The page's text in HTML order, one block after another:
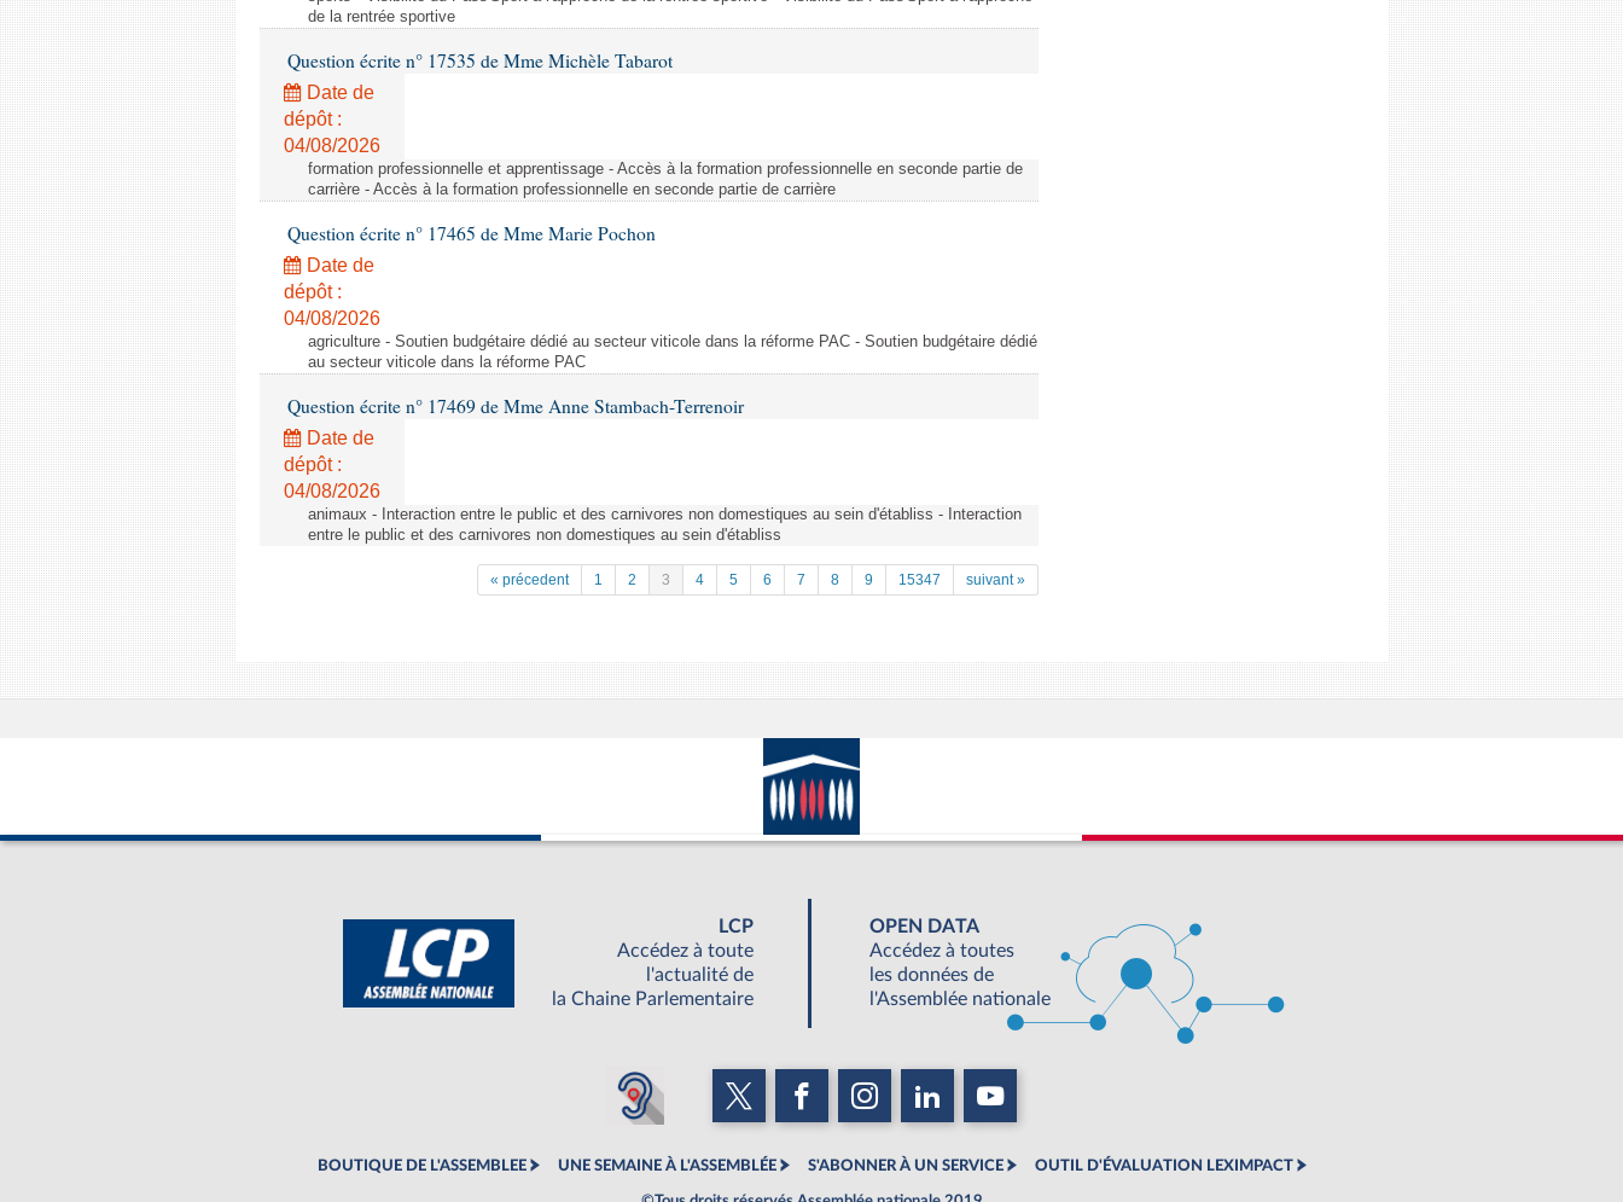
de la rentrée sportive
Question écrite n° 17535 de Mme Michèle Tabarot
Date de
dépôt :
04/08/2026
formation professionnelle et apprentissage - Accès à la formation professionnelle en seconde partie de
carrière - Accès à la formation professionnelle en seconde partie de carrière
Question écrite n° 17465 de Mme Marie Pochon
Date de
dépôt :
04/08/2026
agriculture - Soutien budgétaire dédié au secteur viticole dans la réforme PAC - Soutien budgétaire dédié
au secteur viticole dans la réforme PAC
Question écrite n° 17469 de Mme Anne Stambach-Terrenoir
Date de
dépôt :
04/08/2026
animaux - Interaction entre le public et des carnivores non domestiques au sein d'établiss - Interaction
entre le public et des carnivores non domestiques au sein d'établiss
« précedent 1 2 3 4 5 6 7 8 9 15347 suivant »
LCP
Accédez à toute
l'actualité de
la Chaine Parlementaire
OPEN DATA
Accédez à toutes
les données de
l'Assemblée nationale
BOUTIQUE DE L'ASSEMBLEE UNE SEMAINE À L'ASSEMBLÉE S'ABONNER À UN SERVICE OUTIL D'ÉVALUATION LEXIMPACT